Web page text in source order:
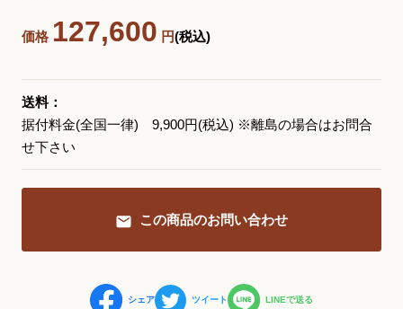
大阪・本町のピアノ専門店
〒541-0057
大阪府大阪市中央区北久宝寺町3丁目3−4
三木楽器 開成館
価格 127,600 円(税込)
送料：
据付料金(全国一律) 9,900円(税込) ※離島の場合はお問合
せ下さい
この商品のお問い合わせ
シェア ツイート LINEで送る